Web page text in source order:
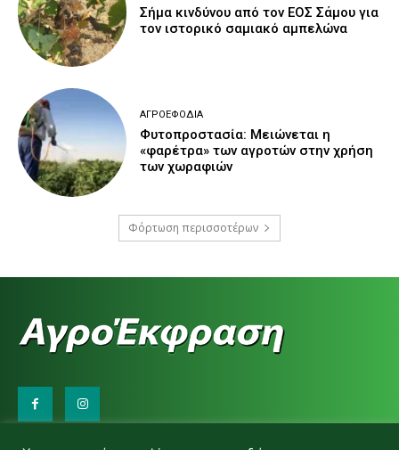
Σήμα κινδύνου από τον ΕΟΣ Σάμου για
τον ιστορικό σαμιακό αμπελώνα
ΑΓΡΟΕΦΌΔΙΑ
Φυτοπροστασία: Μειώνεται η
«φαρέτρα» των αγροτών στην χρήση
των χωραφιών
Φόρτωση περισσοτέρων
Επικοινωνήστε μαζί μας: